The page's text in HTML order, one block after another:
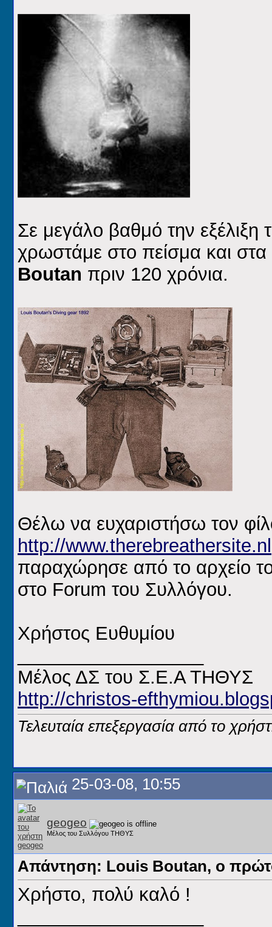
Σε μεγάλο βαθμό την
χρωστάμε στο πείσμα και
Boutan πριν 120 χρόνια.
Θέλω να ευχαριστήσω τον
http://www.therebreathersite.nl
παραχώρησε από το αρχείο
στο Forum του Συλλόγου.
Χρήστος Ευθυμίου
Μέλος ΔΣ του Σ.Ε.Α ΤΗΘΥΣ
http://christos-
Τελευταία επεξεργασία από το
25-03-08, 10:55
geogeo
Μέλος του Συλλόγου ΤΗΘΥΣ
Απάντηση: Louis Boutan, ο
Χρήστο, πολύ καλό !